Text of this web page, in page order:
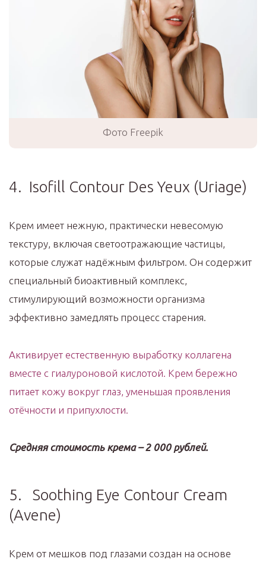
Фото Freepik
4. Isofill Contour Des Yeux (Uriage)
Крем имеет нежную, практически невесомую
текстуру, включая светоотражающие частицы,
которые служат надёжным фильтром. Он содержит
специальный биоактивный комплекс,
стимулирующий возможности организма
эффективно замедлять процесс старения.
Активирует естественную выработку коллагена
вместе с гиалуроновой кислотой. Крем бережно
питает кожу вокруг глаз, уменьшая проявления
отёчности и припухлости.
Средняя стоимость крема – 2 000 рублей.
5. Soothing Eye Contour Cream
(Avene)
Крем от мешков под глазами создан на основе